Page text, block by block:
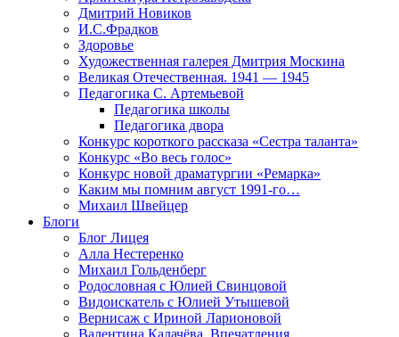
Дмитрий Новиков
И.С.Фрадков
Здоровье
Художественная галерея Дмитрия Москина
Великая Отечественная. 1941 — 1945
Педагогика С. Артемьевой
Педагогика школы
Педагогика двора
Конкурс короткого рассказа «Сестра таланта»
Конкурс «Во весь голос»
Конкурс новой драматургии «Ремарка»
Каким мы помним август 1991-го…
Михаил Швейцер
Блоги
Блог Лицея
Алла Нестеренко
Михаил Гольденберг
Родословная с Юлией Свинцовой
Видоискатель с Юлией Утышевой
Вернисаж с Ириной Ларионовой